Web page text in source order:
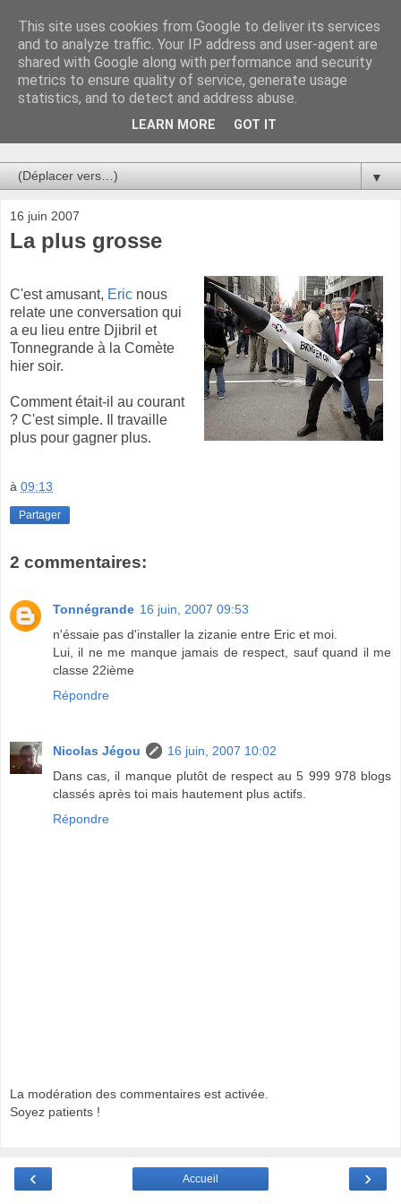
Au bistro !
La connerie étant le seul chemin susceptible de nous faire
entrevoir une parcelle de vérité, utilisons la par des moyens
de communication efficaces. Le temps qu'on remplisse nos
▼
16 juin 2007
La plus grosse
C'est amusant, Eric nous
relate une conversation qui
a eu lieu entre Djibril et
Tonnegrande à la Comète
hier soir.
Comment était-il au courant
? C'est simple. Il travaille
plus pour gagner plus.
à 09:13
Partager
2 commentaires:
Tonnégrande 16 juin, 2007 09:53
n'éssaie pas d'installer la zizanie entre Eric et moi.
Lui, il ne me manque jamais de respect, sauf quand il me
classe 22ième
Répondre
Nicolas Jégou
16 juin, 2007 10:02
Dans cas, il manque plutôt de respect au 5 999 978 blogs
classés après toi mais hautement plus actifs.
Répondre
La modération des commentaires est activée.
Soyez patients !
‹ ›
Accueil
This site uses cookies from Google to deliver its services
and to analyze traffic. Your IP address and user-agent are
shared with Google along with performance and security
metrics to ensure quality of service, generate usage
statistics, and to detect and address abuse.
LEARN MORE GOT IT